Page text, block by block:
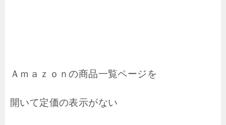
Ａｍａｚｏｎの商品一覧ページを
開いて定価の表示がない